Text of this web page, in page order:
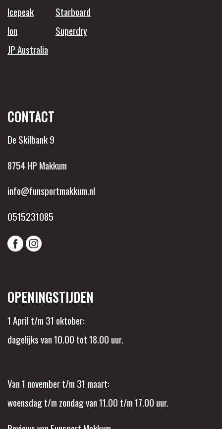
Icepeak
Starboard
Ion
Superdry
JP Australia
CONTACT
De Skilbank 9
8754 HP Makkum
info@funsportmakkum.nl
0515231085
OPENINGSTIJDEN
1 April t/m 31 oktober:
dagelijks van 10.00 tot 18.00 uur.
Van 1 november t/m 31 maart:
woensdag t/m zondag van 11.00 t/m 17.00 uur.